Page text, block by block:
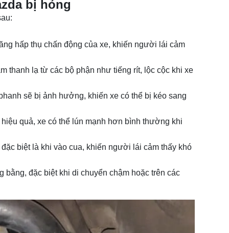
bị hỏng
hấp thụ chấn động của xe, khiến người lái cảm
thanh lạ từ các bộ phận như tiếng rít, lộc cộc khi xe
sẽ bị ảnh hưởng, khiến xe có thể bị kéo sang
quả, xe có thể lún mạnh hơn bình thường khi
biệt là khi vào cua, khiến người lái cảm thấy khó
đặc biệt khi di chuyển chậm hoặc trên các